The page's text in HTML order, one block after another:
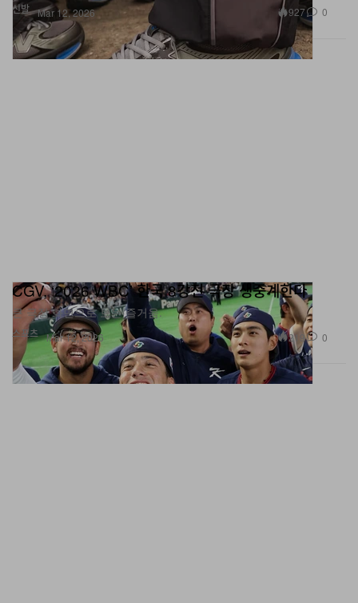
신발 Mar 12, 2026 927 0
스포츠
CGV, ‘2026 WBC’ 한국 8강전 극장 생중계한다
큰 극장 화면으로 보는 즐거움.
Mar 12, 2026 219 0